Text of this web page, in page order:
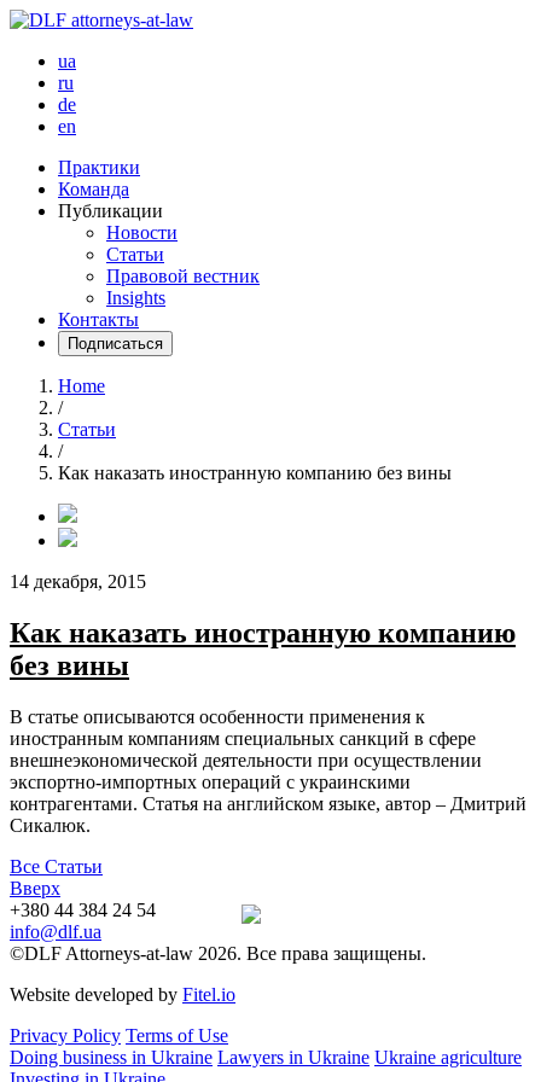
ua
ru
de
en
Практики
Команда
Публикации
Новости
Статьи
Правовой вестник
Insights
Контакты
Подписаться
Home
/
Статьи
/
Как наказать иностранную компанию без вины
14 декабря, 2015
Как наказать иностранную компанию
без вины
В статье описываются особенности применения к
иностранным компаниям специальных санкций в сфере
внешнеэкономической деятельности при осуществлении
экспортно-импортных операций с украинскими
контрагентами. Статья на английском языке, автор – Дмитрий
Сикалюк.
Все Статьи
Вверх
+380 44 384 24 54
info@dlf.ua
©DLF Attorneys-at-law 2026. Все права защищены.
Website developed by Fitel.io
Privacy Policy Terms of Use
Doing business in Ukraine Lawyers in Ukraine Ukraine agriculture